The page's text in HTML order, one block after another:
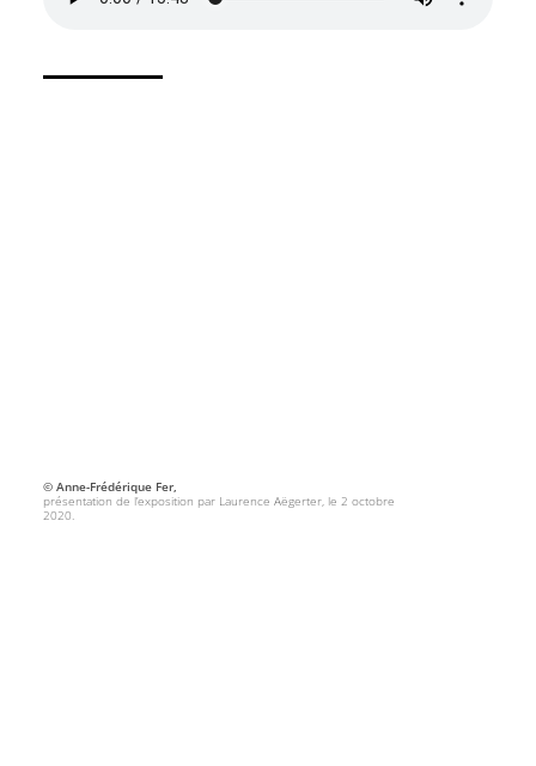
© Anne-Frédérique Fer,
présentation de l’exposition par Laurence Aëgerter, le 2 octobre
2020.